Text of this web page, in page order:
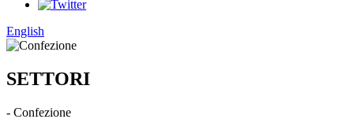
English
SETTORI
- Confezione